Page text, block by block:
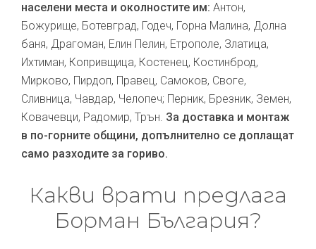
населени места и околностите им: Антон,
Божурище, Ботевград, Годеч, Горна Малина, Долна
баня, Драгоман, Елин Пелин, Етрополе, Златица,
Ихтиман, Копривщица, Костенец, Костинброд,
Мирково, Пирдоп, Правец, Самоков, Своге,
Сливница, Чавдар, Челопеч; Перник, Брезник, Земен,
Ковачевци, Радомир, Трън. За доставка и монтаж
в по-горните общини, допълнително се доплащат
само разходите за гориво.
Какви врати предлага
Борман България?